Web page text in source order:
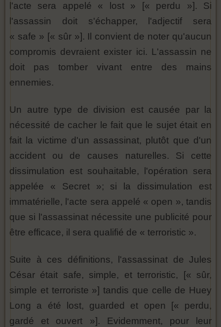
l'acte sera appelé « lost » [« perdu »]. Si
l'assassin doit s'échapper, l'adjectif sera
« safe » [« sûr »]. Il convient de noter qu'aucun
compromis devraient exister ici. L'assassin ne
doit pas tomber vivant entre des mains
ennemies.
Un autre type de division est causée par la
nécessité de cacher le fait que le sujet était en
fait la victime d'un assassinat, plutôt que d'un
accident ou de causes naturelles. Si cette
dissimulation est souhaitable, l'opération sera
appelée « Secret »; si la dissimulation est
immatérielle, l'acte sera appelé « open », tandis
que si l'assassinat nécessite une publicité pour
être efficace, il sera qualifié de « terroristic ».
Suite à ces définitions, l'assassinat de Jules
César était safe, simple, et terroristic, [« sûr,
simple et terroriste »] tandis que celle de Huey
Long a été lost, guarded et open [« perdu,
gardé et ouvert »]. Evidemment, pour leur